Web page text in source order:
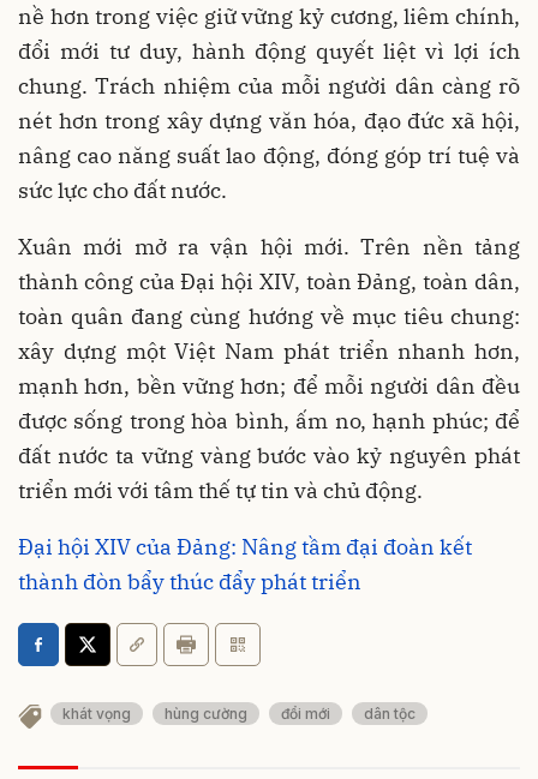
nề hơn trong việc giữ vững kỷ cương, liêm chính,
đổi mới tư duy, hành động quyết liệt vì lợi ích
chung. Trách nhiệm của mỗi người dân càng rõ
nét hơn trong xây dựng văn hóa, đạo đức xã hội,
nâng cao năng suất lao động, đóng góp trí tuệ và
sức lực cho đất nước.
Xuân mới mở ra vận hội mới. Trên nền tảng
thành công của Đại hội XIV, toàn Đảng, toàn dân,
toàn quân đang cùng hướng về mục tiêu chung:
xây dựng một Việt Nam phát triển nhanh hơn,
mạnh hơn, bền vững hơn; để mỗi người dân đều
được sống trong hòa bình, ấm no, hạnh phúc; để
đất nước ta vững vàng bước vào kỷ nguyên phát
triển mới với tâm thế tự tin và chủ động.
Đại hội XIV của Đảng: Nâng tầm đại đoàn kết
thành đòn bẩy thúc đẩy phát triển
khát vọng hùng cường đổi mới dân tộc